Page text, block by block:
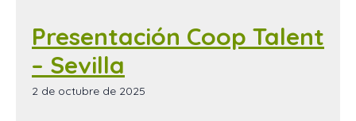
Presentación Coop Talent
– Sevilla
2 de octubre de 2025